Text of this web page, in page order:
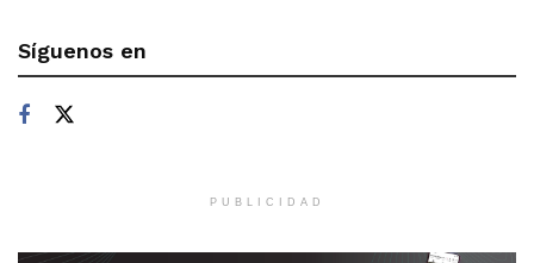
Síguenos en
PUBLICIDAD